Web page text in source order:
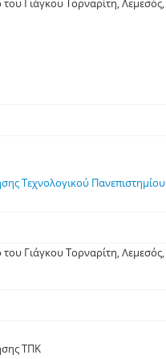
Γιάγκου Τορναρίτη, Λεμεσός,
Τεχνολογικού Πανεπιστημίου
Γιάγκου Τορναρίτη, Λεμεσός,
ΤΠΚ